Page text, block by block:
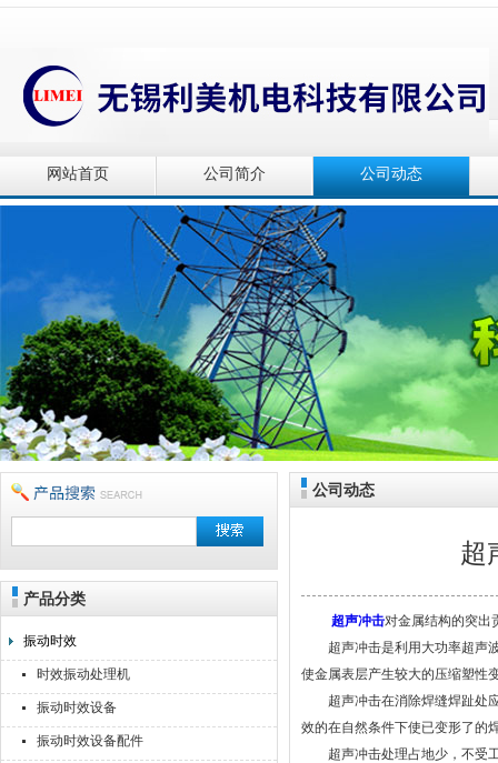
无锡利美机电科技有限公司
网站首页 公司简介 公司动态
产品分类
振动时效
时效振动处理机
振动时效设备
振动时效设备配件
公司动态
超
超声冲击对金属结构的突出
超声冲击是利用大功率超声波
使金属表层产生较大的压缩塑性
超声冲击在消除焊缝焊趾处应
效的在自然条件下使已变形了的
超声冲击处理占地少，不受工